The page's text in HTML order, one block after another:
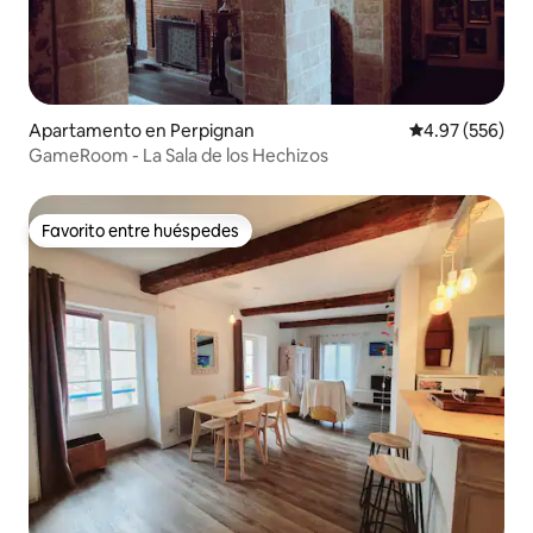
Apartamento en Perpignan Calificación
4.97 (556)
GameRoom - La Sala de los Hechizos
Favorito entre huéspedes
Favorito entre huéspedes